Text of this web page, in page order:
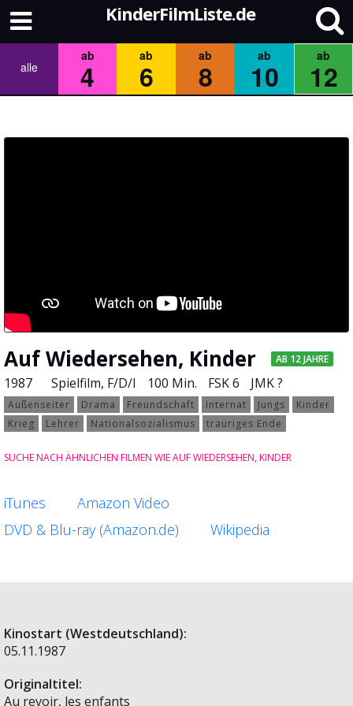
KinderFilmListe.de
alle
ab
4
ab
6
ab
8
ab
10
ab
12
Auf Wiedersehen, Kinder AB 12 JAHRE
1987 Spielfilm, F/D/I 100 Min. FSK 6 JMK ?
Außenseiter Drama Freundschaft Internat Jungs
Kinder
Krieg
Lehrer Nationalsozialismus trauriges Ende
SUCHE NACH ÄHNLICHEN FILMEN WIE AUF WIEDERSEHEN, KINDER
iTunes
Amazon Video
DVD & Blu-ray (Amazon.de)
Wikipedia
Kinostart (Westdeutschland):
05.11.1987
Originaltitel:
Au revoir, les enfants